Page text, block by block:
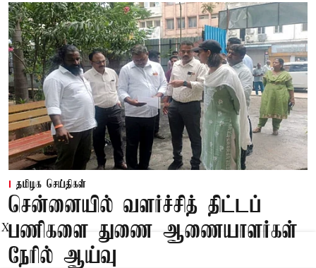
தமிழக செய்திகள்
சென்னையில் வளர்ச்சித் திட்டப்
பணிகளை துணை ஆணையாளர்கள்
நேரில் ஆய்வு
X